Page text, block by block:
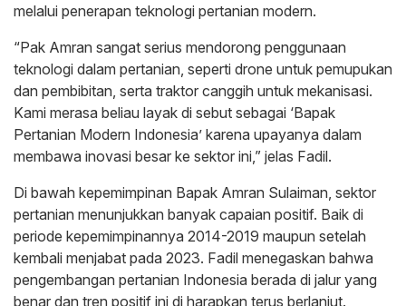
melalui penerapan teknologi pertanian modern.
“Pak Amran sangat serius mendorong penggunaan
teknologi dalam pertanian, seperti drone untuk pemupukan
dan pembibitan, serta traktor canggih untuk mekanisasi.
Kami merasa beliau layak di sebut sebagai ‘Bapak
Pertanian Modern Indonesia’ karena upayanya dalam
membawa inovasi besar ke sektor ini,” jelas Fadil.
Di bawah kepemimpinan Bapak Amran Sulaiman, sektor
pertanian menunjukkan banyak capaian positif. Baik di
periode kepemimpinannya 2014-2019 maupun setelah
kembali menjabat pada 2023. Fadil menegaskan bahwa
pengembangan pertanian Indonesia berada di jalur yang
benar dan tren positif ini di harapkan terus berlanjut.